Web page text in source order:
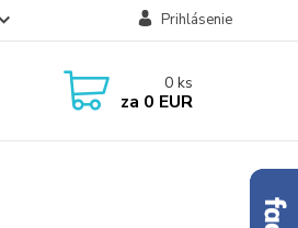
Prihlásenie
0 ks
za 0 EUR